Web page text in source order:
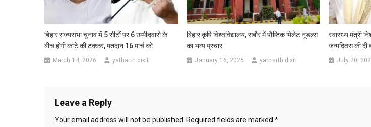
बिहार राज्यसभा चुनाव में 5 सीटों पर 6 उम्मीदवारो के
बीच होगी कांटे की टक्कर, मतदान 16 मार्च को
March 14, 2026 yatharth dixit
बिहार कृषि विश्वविद्यालय, सबौर में पौष्टिक मिलेट नूडल्स
का भव्य प्रचार
January 16, 2026 yatharth dixit
स्वास्थ्य मंत्री
जन्मदिवस की दी
July 20,
Leave a Reply
Your email address will not be published. Required fields are marked *